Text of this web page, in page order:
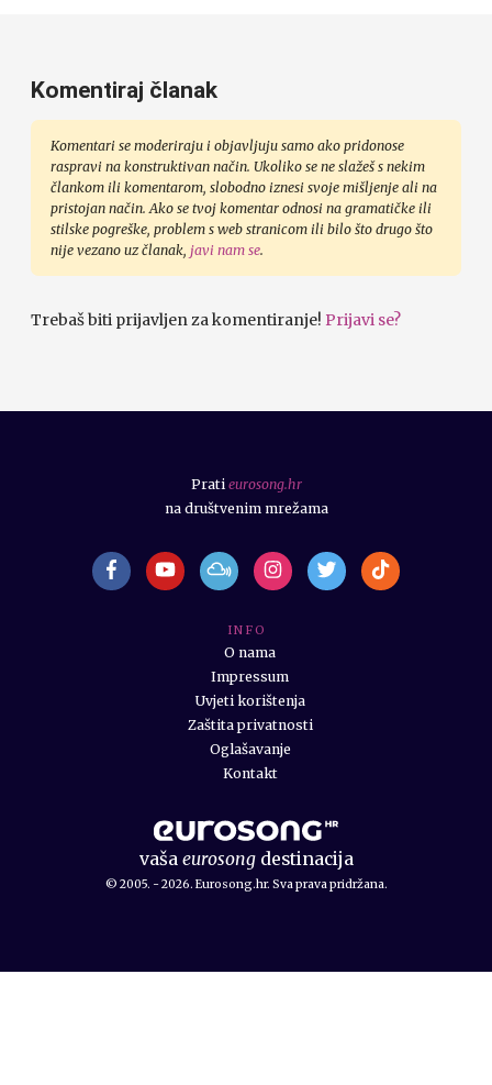
Komentiraj članak
Komentari se moderiraju i objavljuju samo ako pridonose
raspravi na konstruktivan način. Ukoliko se ne slažeš s nekim
člankom ili komentarom, slobodno iznesi svoje mišljenje ali na
pristojan način. Ako se tvoj komentar odnosi na gramatičke ili
stilske pogreške, problem s web stranicom ili bilo što drugo što
nije vezano uz članak, javi nam se.
Trebaš biti prijavljen za komentiranje! Prijavi se?
vaša eurosongdestinacija
© 2005. - 2026. Eurosong.hr. Sva prava pridržana.
I N F O
O nama
Impressum
Uvjeti korištenja
Zaštita privatnosti
Oglašavanje
Kontakt
Prati eurosong.hr
na društvenim mrežama